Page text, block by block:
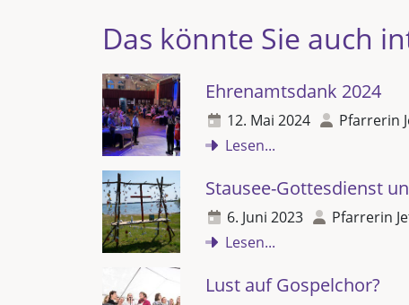
Das könnte Sie auch
Ehrenamtsdank 2024
12. Mai 2024
Pfarrerin
Lesen...
Stausee-Gottesdienst
6. Juni 2023
Pfarrerin
Lesen...
Lust auf Gospelchor?